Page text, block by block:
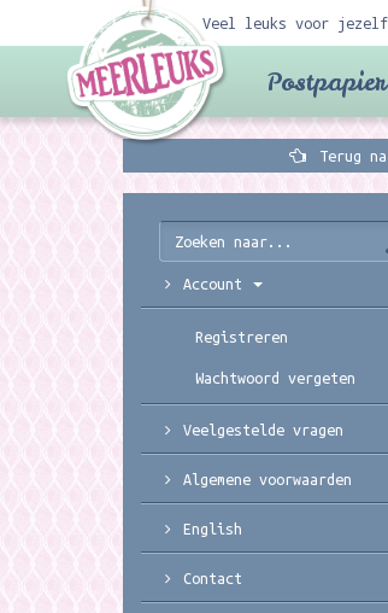
Veel leuks voor
Terug
Account
Registreren
Wachtwoord vergeten
Veelgestelde vragen
Algemene voorwaarden
English
Contact